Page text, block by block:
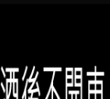
有 禁止轉貼節錄 All